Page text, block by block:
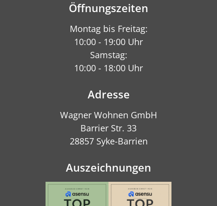
Öffnungszeiten
Montag bis Freitag:
10:00 - 19:00 Uhr
Samstag:
10:00 - 18:00 Uhr
Adresse
Wagner Wohnen GmbH
Barrier Str. 33
28857 Syke-Barrien
Auszeichnungen